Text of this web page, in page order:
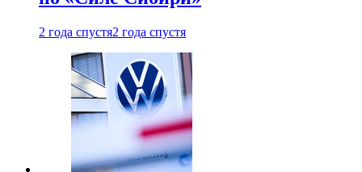
2 года спустя2 года спустя